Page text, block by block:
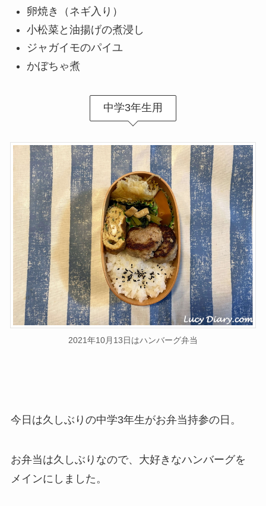
卵焼き（ネギ入り）
小松菜と油揚げの煮浸し
ジャガイモのパイユ
かぼちゃ煮
中学3年生用
2021年10月13日はハンバーグ弁当
今日は久しぶりの中学3年生がお弁当持参の日。
お弁当は久しぶりなので、大好きなハンバーグを
メインにしました。